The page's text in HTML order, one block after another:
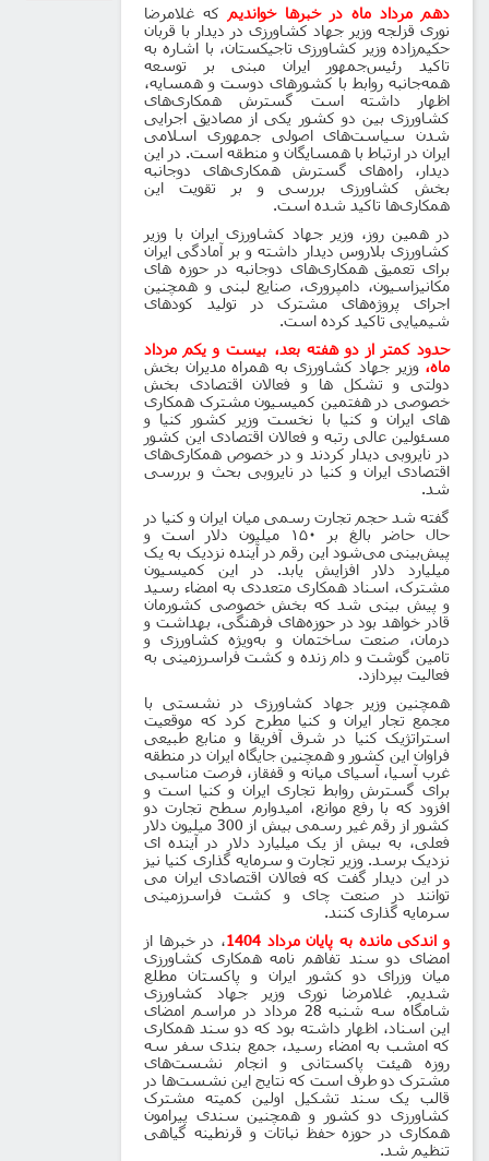
دهم مرداد ماه در خبرها خواندیم که غلامرضا
نوری قزلجه وزیر جهاد کشاورزی در دیدار با قربان
حکیم‌زاده وزیر کشاورزی تاجیکستان، با اشاره به
تاکید رئیس‌جمهور ایران مبنی بر توسعه
همه‌جانبه روابط با کشورهای دوست و همسایه،
اظهار داشته است گسترش همکاری‌های
کشاورزی بین دو کشور یکی از مصادیق اجرایی
شدن سیاست‌های اصولی جمهوری اسلامی
ایران در ارتباط با همسایگان و منطقه است. در این
دیدار، راه‌های گسترش همکاری‌های دوجانبه
بخش کشاورزی بررسی و بر تقویت این
همکاری‌ها تاکید شده است.
در همین روز، وزیر جهاد کشاورزی ایران با وزیر
کشاورزی بلاروس دیدار داشته و بر آمادگی ایران
برای تعمیق همکاری‌های دوجانبه در حوزه های
مکانیزاسیون، دامپروری، صنایع لبنی و همچنین
اجرای پروژه‌های مشترک در تولید کودهای
شیمیایی تاکید کرده است.
حدود کمتر از دو هفته بعد، بیست و یکم مرداد
ماه،وزیر جهاد کشاورزی به همراه مدیران بخش
دولتی و تشکل ها و فعالان اقتصادی بخش
خصوصی در هفتمین کمیسیون مشترک همکاری
های ایران و کنیا با نخست وزیر کشور کنیا و
مسئولین عالی رتبه و فعالان اقتصادی این کشور
در نایروبی دیدار کردند و در خصوص همکاری‌های
اقتصادی ایران و کنیا در نایروبی بحث و بررسی
شد.
گفته شد حجم تجارت رسمی میان ایران و کنیا در
حال حاضر بالغ بر ۱۵۰ میلیون دلار است و
پیش‌بینی می‌شود این رقم در آینده نزدیک به یک
میلیارد دلار افزایش یابد. در این کمیسیون
مشترک‏، اسناد همکاری متعددی به امضاء رسید
و پیش بینی شد که بخش خصوصی کشورمان
قادر خواهد بود در حوزه‌های فرهنگی، بهداشت و
درمان، صنعت ساختمان و به‌ویژه کشاورزی و
تامین گوشت و دام زنده و کشت فراسرزمینی به
فعالیت بپردازد.
همچنین وزیر جهاد کشاورزی در نشستی با
مجمع تجار ایران و کنیا مطرح کرد که موقعیت
استراتژیک کنیا در شرق آفریقا و منابع طبیعی
فراوان این کشور و همچنین جایگاه ایران در منطقه
غرب آسیا، آسیای میانه و قفقاز، فرصت مناسبی
برای گسترش روابط تجاری ایران و کنیا است و
افزود که با رفع موانع، امیدوارم سطح تجارت دو
کشور از رقم غیر رسمی بیش از 300 میلیون دلار
فعلی، به بیش از یک میلیارد دلار در آینده ای
نزدیک برسد. وزیر تجارت و سرمایه گذاری کنیا نیز
در این دیدار گفت که فعالان اقتصادی ایران می
توانند در صنعت چای و کشت فراسرزمینی
سرمایه گذاری کنند.
و اندکی مانده به پایان مرداد 1404
، در خبرها از
امضای دو سند تفاهم نامه همکاری کشاورزی
میان وزرای دو کشور ایران و پاکستان مطلع
شدیم. غلامرضا نوری وزیر جهاد کشاورزی
شامگاه سه شنبه 28 مرداد در مراسم امضای
این اسناد، اظهار داشته بود که دو سند همکاری
که امشب به امضاء رسید، جمع بندی سفر سه
روزه هیئت پاکستانی و انجام نشست‌های
مشترک دو طرف است که نتایج این نشست‌ها در
قالب یک سند تشکیل اولین کمیته مشترک
کشاورزی دو کشور و همچنین سندی پیرامون
همکاری در حوزه حفظ نباتات و قرنطینه گیاهی
تنظیم شد .